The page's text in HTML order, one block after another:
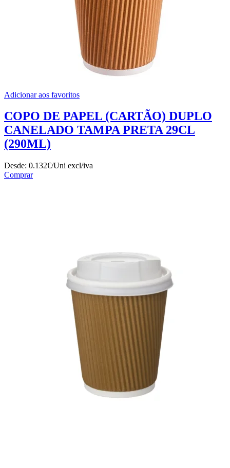
Adicionar aos favoritos
COPO DE PAPEL (CARTÃO) DUPLO
CANELADO TAMPA PRETA 29CL
(290ML)
Desde: 0.132€/Uni excl/iva
Comprar